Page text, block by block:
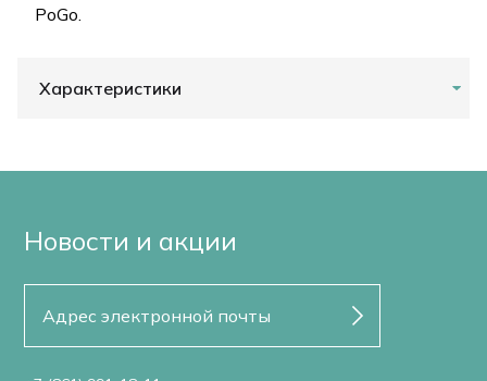
PoGo.
Характеристики
Новости и акции